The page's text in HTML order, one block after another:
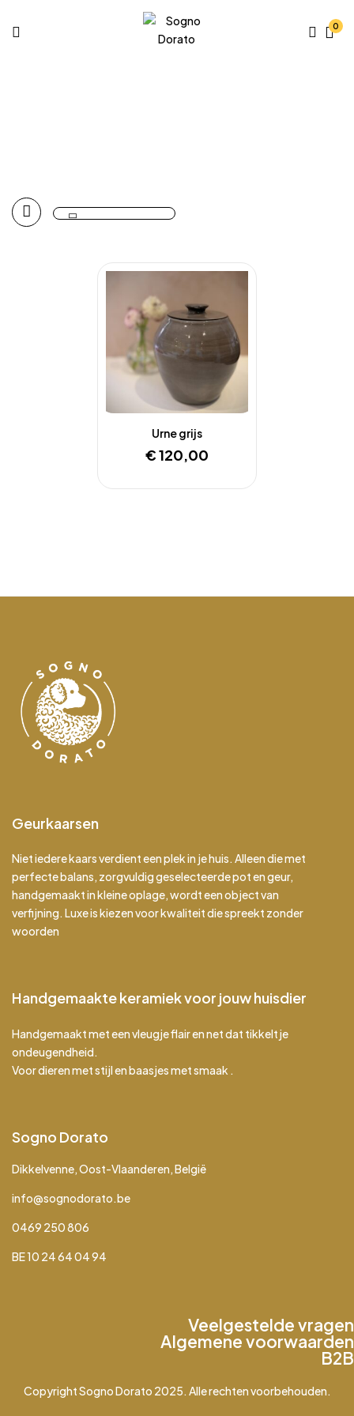
0
Urne grijs
€120,00
Geurkaarsen
Niet iedere kaars verdient een plek in je huis. Alleen die met
perfecte balans, zorgvuldig geselecteerde pot en geur,
handgemaakt in kleine oplage, wordt een object van
verfijning. Luxe is kiezen voor kwaliteit die spreekt zonder
woorden
Handgemaakte keramiek voor jouw huisdier
Handgemaakt met een vleugje flair en net dat tikkeltje
ondeugendheid.
Voor dieren met stijl en baasjes met smaak .
Sogno Dorato
Dikkelvenne, Oost-Vlaanderen, België
info@sognodorato.be
0469 250 806
BE 10 24 64 04 94
Veelgestelde vragen
Algemene voorwaarden
B2B
Copyright Sogno Dorato 2025. Alle rechten voorbehouden.